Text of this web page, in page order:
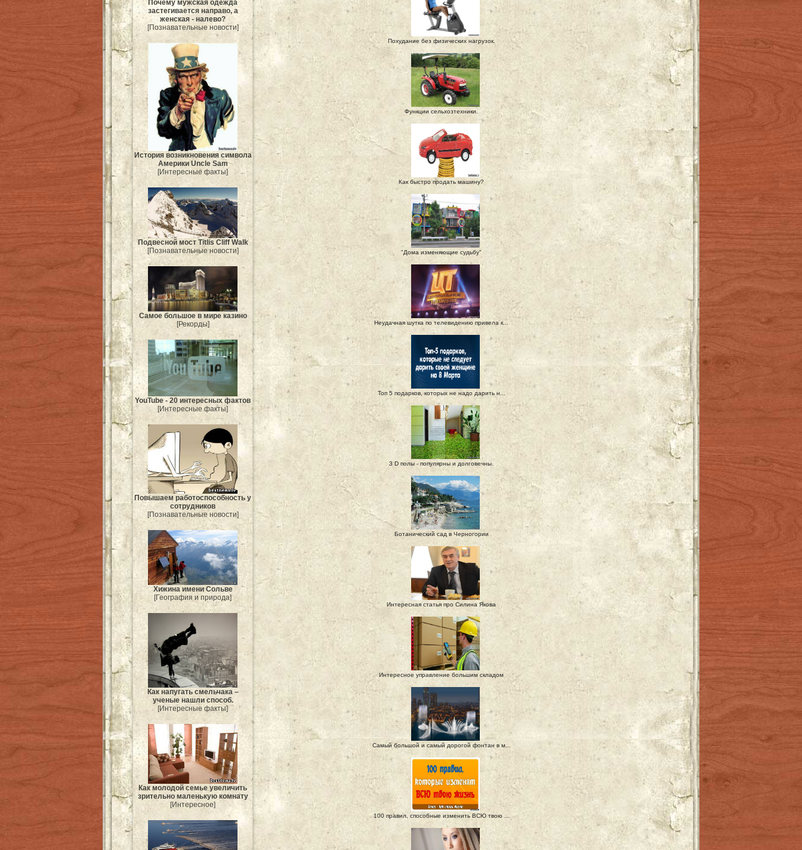
Почему мужская одежда
застегивается направо, а
женская - налево?
[Познавательные новости]
История возникновения символа
Америки Uncle Sam
[Интересные факты]
Подвесной мост Titlis Cliff Walk
[Познавательные новости]
Самое большое в мире казино
[Рекорды]
YouTube - 20 интересных фактов
[Интересные факты]
Повышаем работоспособность у
сотрудников
[Познавательные новости]
Хижина имени Сольве
[География и природа]
Как напугать смельчака –
ученые нашли способ.
[Интересные факты]
Как молодой семье увеличить
зрительно маленькую комнату
[Интересное]
Похудание без физических нагрузок.
Функции сельхозтехники.
Как быстро продать машину?
"Дома изменяющие судьбу"
Неудачная шутка по телевидению привела к...
Топ 5 подарков, которых не надо дарить н...
3 D полы - популярны и долговечны.
Ботанический сад в Черногории
Интересная статья про Силина Якова
Интересное управление большим складом
Самый большой и самый дорогой фонтан в м...
100 правил, способные изменить ВСЮ твою ...